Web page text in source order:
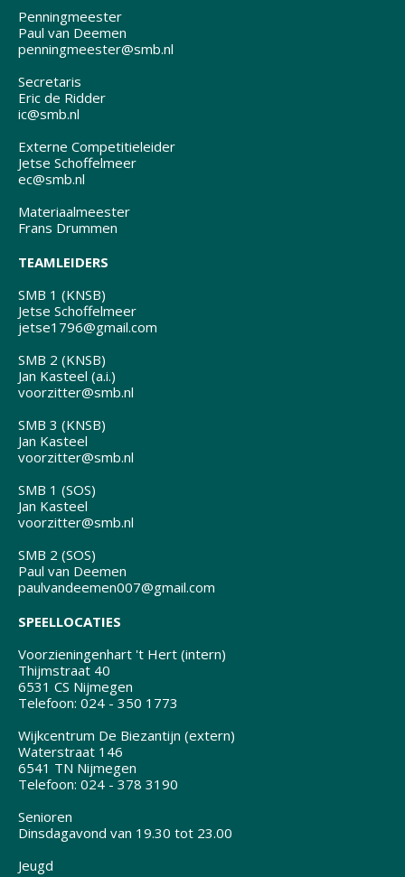
Penningmeester
Paul van Deemen
penningmeester@smb.nl
Secretaris
Eric de Ridder
ic@smb.nl
Externe Competitieleider
Jetse Schoffelmeer
ec@smb.nl
Materiaalmeester
Frans Drummen
TEAMLEIDERS
SMB 1 (KNSB)
Jetse Schoffelmeer
jetse1796@gmail.com
SMB 2 (KNSB)
Jan Kasteel (a.i.)
voorzitter@smb.nl
SMB 3 (KNSB)
Jan Kasteel
voorzitter@smb.nl
SMB 1 (SOS)
Jan Kasteel
voorzitter@smb.nl
SMB 2 (SOS)
Paul van Deemen
paulvandeemen007@gmail.com
SPEELLOCATIES
Voorzieningenhart 't Hert (intern)
Thijmstraat 40
6531 CS Nijmegen
Telefoon: 024 - 350 1773
Wijkcentrum De Biezantijn (extern)
Waterstraat 146
6541 TN Nijmegen
Telefoon: 024 - 378 3190
Senioren
Dinsdagavond van 19.30 tot 23.00
Jeugd